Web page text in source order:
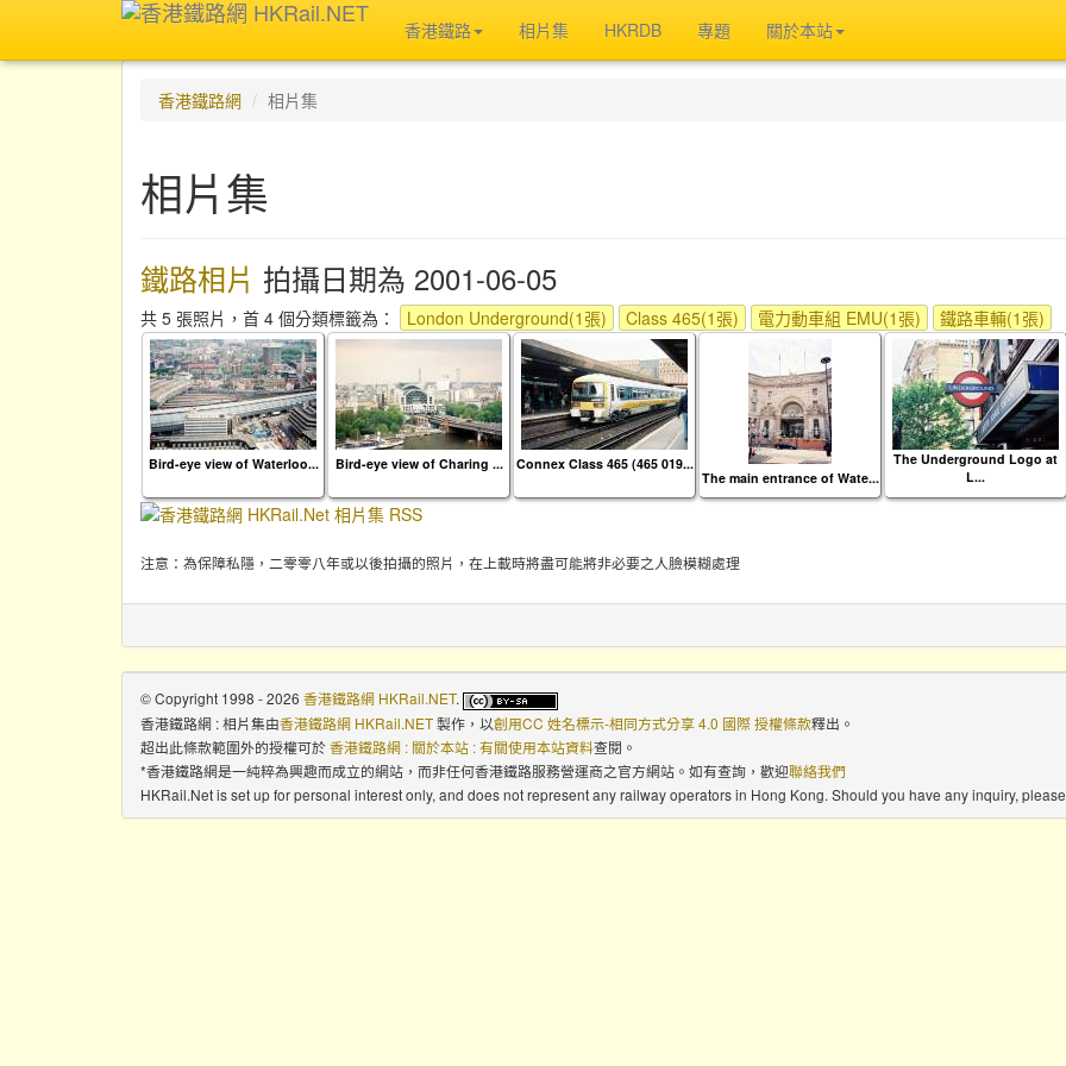
香港鐵路 相片集 HKRDB 專題 關於本站
香港鐵路網 相片集
相片集
鐵路相片 拍攝日期為 2001-06-05
共 5 張照片，首 4 個分類標籤為： London Underground(1張) Class 465(1張) 電力動車組 EMU(1張) 鐵路車輛(1張)
Bird-eye view of Waterloo... Bird-eye view of Charing ...
Connex Class 465 (465 019...
The main entrance of Wate...
The Underground Logo at
L...
注意：為保障私隱，二零零八年或以後拍攝的照片，在上載時將盡可能將非必要之人臉模糊處理
© Copyright 1998 - 2026 香港鐵路網 HKRail.NET.
香港鐵路網 : 相片集由香港鐵路網 HKRail.NET製作，以創用CC 姓名標示-相同方式分享 4.0 國際 授權條款釋出。
超出此條款範圍外的授權可於香港鐵路網 : 關於本站 : 有關使用本站資料查閱。
*香港鐵路網是一純粹為興趣而成立的網站，而非任何香港鐵路服務營運商之官方網站。如有查詢，歡迎聯絡我們
HKRail.Net is set up for personal interest only, and does not represent any railway operators in Hong Kong. Should you have any inquiry,